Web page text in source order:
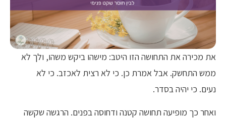
את מכירה את התחושה הזו היטב: מישהו ביקש משהו, ולך לא
ממש התחשק. אבל אמרת כן. כי לא רצית לאכזב. כי לא
נעים. כי יהיה בסדר.
ואחר כך מופיעה תחושה קטנה ודחוסה בפנים. הרגשה שקשה